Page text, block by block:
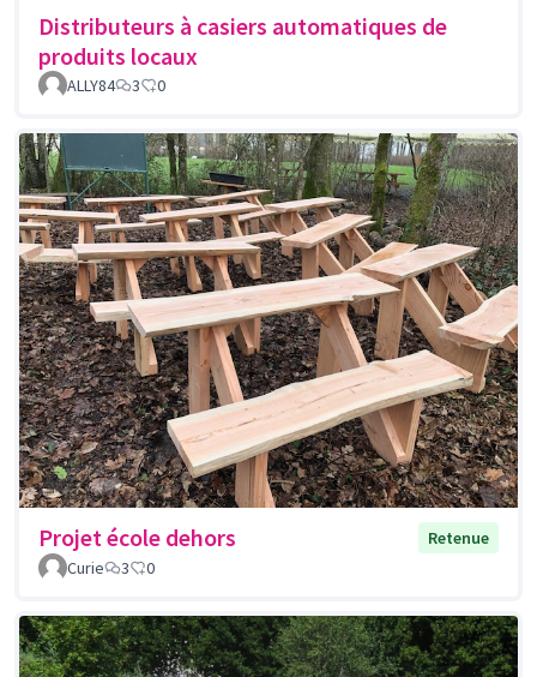
Distributeurs à casiers automatiques de
produits locaux
ALLY84 3 0
Projet école dehors
Retenue
Curie
3 0